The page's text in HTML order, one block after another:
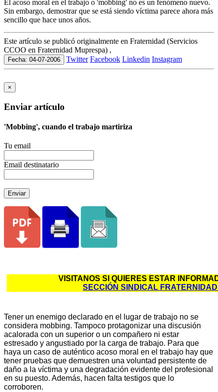
El acoso moral en el trabajo o 'mobbing' no es un fenómeno nuevo.
Sin embargo, demostrar que se está siendo víctima parece ahora más
sencillo que hace unos años.
Este artículo se publicó originalmente en Fraternidad (Servicios
CCOO en Fraternidad Muprespa) ,
Fecha: 04-07-2006 Twitter Facebook Linkedin Instagram
×
Enviar artículo
'Mobbing', cuando el trabajo martiriza
Tu email
Email destinatario
Enviar
VISITANOS SI QUIERES ESTAR
SECCIÓN SINDICAL
Tener un enemigo declarado en el lugar de trabajo no se
considera mobbing. Tampoco protagonizar una discusión
acalorada con un superior o un compañero ni estar
estresado y angustiado por la carga de trabajo. Para que
haya un caso de auténtico acoso moral en el trabajo hay que
tener pruebas que demuestren una voluntad persistente de
daño a la víctima y una degradación evidente del profesional
en su puesto. Además, hacen falta testigos que lo
corroboren.